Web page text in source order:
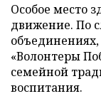
Особое место
движение. По
«Волонтеры
семейной
воспитания.